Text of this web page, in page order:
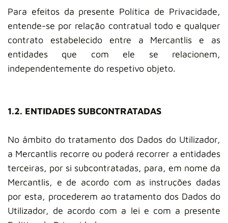
Para efeitos da presente Política de Privacidade,
entende-se por relação contratual todo e qualquer
contrato estabelecido entre a Mercantlis e as
entidades que com ele se relacionem,
independentemente do respetivo objeto.
1.2. ENTIDADES SUBCONTRATADAS
No âmbito do tratamento dos Dados do Utilizador,
a Mercantlis recorre ou poderá recorrer a entidades
terceiras, por si subcontratadas, para, em nome da
Mercantlis, e de acordo com as instruções dadas
por esta, procederem ao tratamento dos Dados do
Utilizador, de acordo com a lei e com a presente